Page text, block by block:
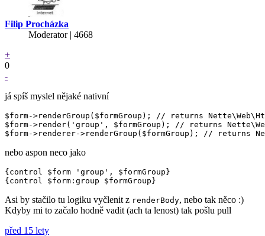
Filip Procházka
Moderator | 4668
+
0
-
já spíš myslel nějaké nativní
$form->renderGroup($formGroup); // returns
$form->render('group', $formGroup); // returns
nebo aspon neco jako
{control $form 'group', $formGroup}
Asi by stačilo tu logiku vyčlenit z renderBody, nebo tak něco :)
Kdyby mi to začalo hodně vadit (ach ta lenost) tak pošlu pull
před 15 lety